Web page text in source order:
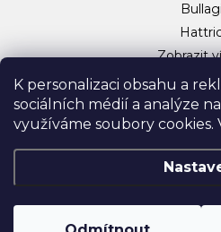
K personalizaci obsahu a
sociálních médií a analýze
využíváme soubory cookies.
Bullagi
Zobrazit
Sociální
TikTok